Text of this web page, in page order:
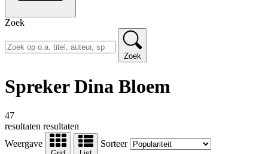
Zoek
Zoek
Spreker Dina Bloem
47
resultaten resultaten
Weergave
Sorteer